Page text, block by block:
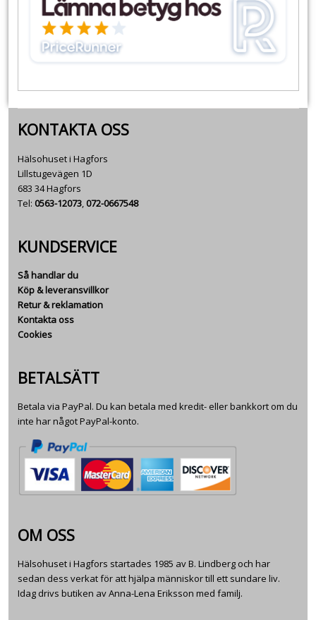
KONTAKTA OSS
Hälsohuset i Hagfors
Lillstugevägen 1D
683 34 Hagfors
Tel: 0563-12073,072-0667548
KUNDSERVICE
Så handlar du
Köp & leveransvillkor
Retur & reklamation
Kontakta oss
Cookies
BETALSÄTT
Betala via PayPal. Du kan betala med kredit- eller bankkort om du
inte har något PayPal-konto.
OM OSS
Hälsohuset i Hagfors startades 1985 av B. Lindberg och har
sedan dess verkat för att hjälpa människor till ett sundare liv.
Idag drivs butiken av Anna-Lena Eriksson med familj.